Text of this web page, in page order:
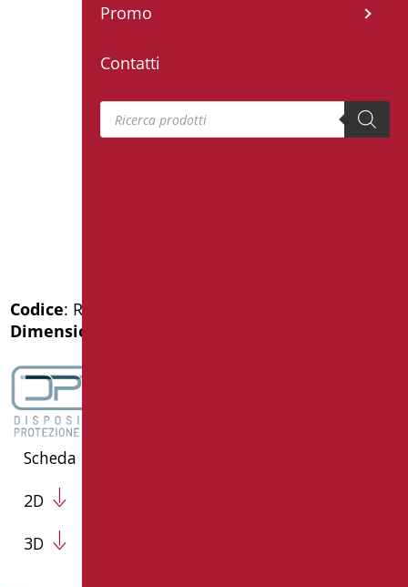
Codice: RAF-X030/31
Dimensioni
Scheda Tecnica
2D
3D
Promo
Contatti
Products search